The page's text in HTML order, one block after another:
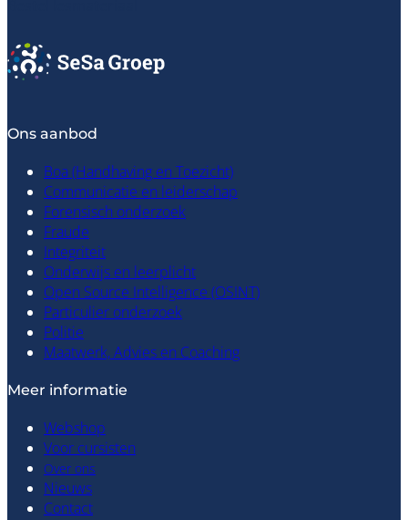
Ons aanbod
Boa (Handhaving en Toezicht)
Communicatie en leiderschap
Forensisch onderzoek
Fraude
Integriteit
Onderwijs en leerplicht
Open Source Intelligence (OSINT)
Particulier onderzoek
Politie
Maatwerk, Advies en Coaching
Meer informatie
Webshop
Voor cursisten
Over ons
Nieuws
Contact